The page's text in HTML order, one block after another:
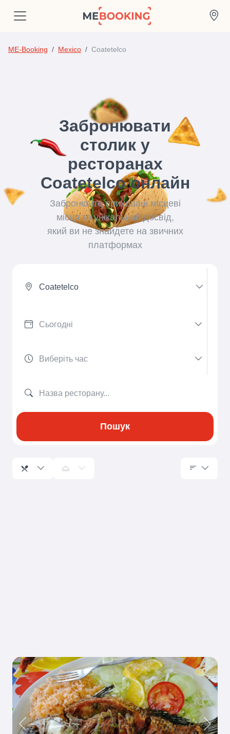
ME-Booking Mexico Coatetelco
Забронювати
столик у
ресторанах
Coatetelco онлайн
Забронюйте приховані місцеві
місця та унікальний досвід,
який ви не знайдете на звичних
платформах
Coatetelco
Пошук
Previous Next